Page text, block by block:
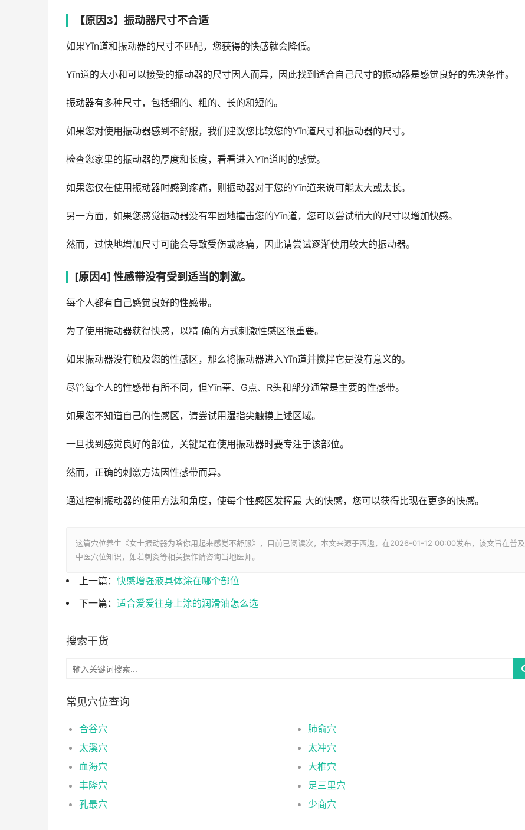
【原因3】振动器尺寸不合适
如果Yīn道和振动器的尺寸不匹配，您获得的快感就会降低。
Yīn道的大小和可以接受的振动器的尺寸因人而异，因此找到适合自己尺寸的振动器是感觉良好的先决条件。
振动器有多种尺寸，包括细的、粗的、长的和短的。
如果您对使用振动器感到不舒服，我们建议您比较您的Yīn道尺寸和振动器的尺寸。
检查您家里的振动器的厚度和长度，看看进入Yīn道时的感觉。
如果您仅在使用振动器时感到疼痛，则振动器对于您的Yīn道来说可能太大或太长。
另一方面，如果您感觉振动器没有牢固地撞击您的Yīn道，您可以尝试稍大的尺寸以增加快感。
然而，过快地增加尺寸可能会导致受伤或疼痛，因此请尝试逐渐使用较大的振动器。
[原因4] 性感带没有受到适当的刺激。
每个人都有自己感觉良好的性感带。
为了使用振动器获得快感，以精 确的方式刺激性感区很重要。
如果振动器没有触及您的性感区，那么将振动器进入Yīn道并搅拌它是没有意义的。
尽管每个人的性感带有所不同，但Yīn蒂、G点、R头和部分通常是主要的性感带。
如果您不知道自己的性感区，请尝试用湿指尖触摸上述区域。
一旦找到感觉良好的部位，关键是在使用振动器时要专注于该部位。
然而，正确的刺激方法因性感带而异。
通过控制振动器的使用方法和角度，使每个性感区发挥最 大的快感，您可以获得比现在更多的快感。
这篇穴位养生《女士振动器为啥你用起来感觉不舒服》，目前已阅读次，本文来源于西趣，在2026-01-12 00:00发布，该文旨在普及
中医穴位知识，如若刺灸等相关操作请咨询当地医师。
上一篇： 快感增强液具体涂在哪个部位
下一篇： 适合爱爱往身上涂的润滑油怎么选
搜索干货
常见穴位查询
合谷穴
肺俞穴
太溪穴
太冲穴
血海穴
大椎穴
丰隆穴
足三里穴
孔最穴
少商穴